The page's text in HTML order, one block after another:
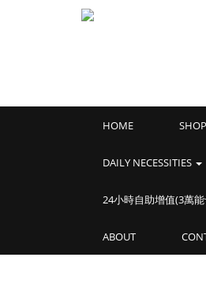
HOME
DAILY NECESSITIES
24小時自助增值(3萬
ABOUT